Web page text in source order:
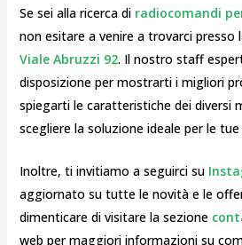
Se sei alla ricerca diradiocomandi
non esitare a venire a trovarci presso
Viale Abruzzi 92. Il nostro staff
disposizione per mostrarti i migliori
spiegarti le caratteristiche dei diversi
scegliere la soluzione ideale per le
Inoltre, ti invitiamo a seguirci su
aggiornato su tutte le novità e le
dimenticare di visitare la sezione
web per maggiori informazioni su